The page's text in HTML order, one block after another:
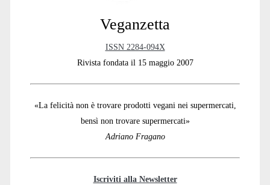
Veganzetta
ISSN 2284-094X
Rivista fondata il 15 maggio 2007
«La felicità non è trovare prodotti vegani nei supermercati,
bensì non trovare supermercati»
Adriano Fragano
Iscriviti alla Newsletter